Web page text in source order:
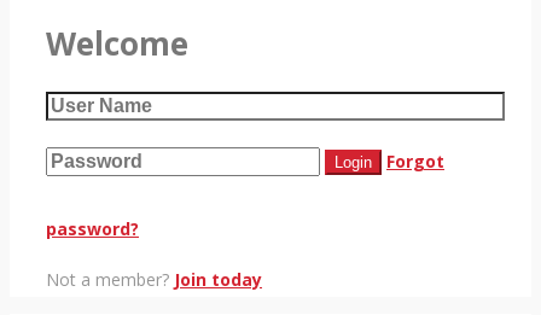
Welcome
Forgot
password?
Not a member? Join today